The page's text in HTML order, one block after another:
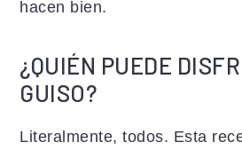
hacen bien.
¿QUIÉN PUEDE
GUISO?
Literalmente, todos. Esta